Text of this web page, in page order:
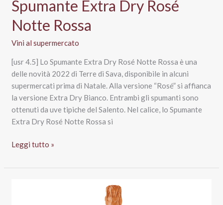
Spumante Extra Dry Rosé
Notte Rossa
Vini al supermercato
[usr 4.5] Lo Spumante Extra Dry Rosé Notte Rossa è una
delle novità 2022 di Terre di Sava, disponibile in alcuni
supermercati prima di Natale. Alla versione “Rosé” si affianca
la versione Extra Dry Bianco. Entrambi gli spumanti sono
ottenuti da uve tipiche del Salento. Nel calice, lo Spumante
Extra Dry Rosé Notte Rossa si
Spumante
Dry
Leggi tutto »